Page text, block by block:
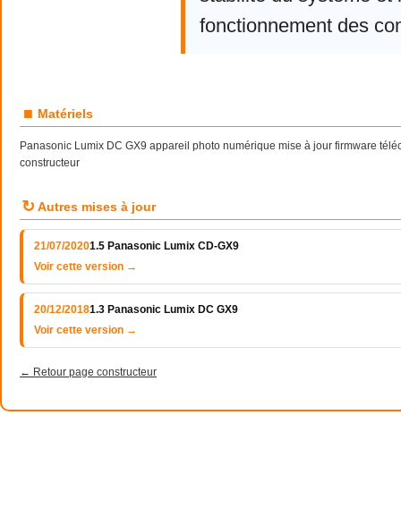
fonctionnement des
■ Matériels
Panasonic Lumix DC GX9 appareil photo numérique mise à jour firmware
constructeur
↻ Autres mises à jour
21/07/20201.5 Panasonic Lumix CD-GX9
Voir cette version →
20/12/20181.3 Panasonic Lumix DC GX9
Voir cette version →
← Retour page constructeur